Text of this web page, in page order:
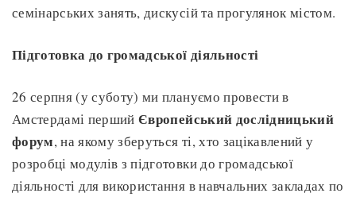
семінарських занять, дискусій та прогулянок містом.
Підготовка до громадської діяльності
26 серпня (у суботу) ми плануємо провести в
Амстердамі першийЄвропейський дослідницький
форум, на якому зберуться ті, хто зацікавлений у
розробці модулів з підготовки до громадської
діяльності для використання в навчальних закладах по